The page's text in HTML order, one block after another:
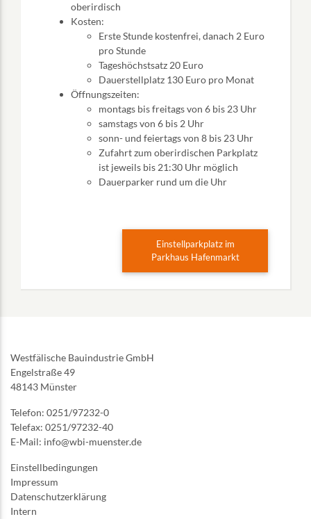
oberirdisch
Kosten:
Erste Stunde kostenfrei, danach 2 Euro
pro Stunde
Tageshöchstsatz 20 Euro
Dauerstellplatz 130 Euro pro Monat
Öffnungszeiten:
montags bis freitags von 6 bis 23 Uhr
samstags von 6 bis 2 Uhr
sonn- und feiertags von 8 bis 23 Uhr
Zufahrt zum oberirdischen Parkplatz
ist jeweils bis 21:30 Uhr möglich
Dauerparker rund um die Uhr
Einstellparkplatz im
Parkhaus Hafenmarkt
Westfälische Bauindustrie GmbH
Engelstraße 49
48143 Münster
Telefon: 0251/97232-0
Telefax: 0251/97232-40
E-Mail: info@wbi-muenster.de
Einstellbedingungen
Impressum
Datenschutzerklärung
Intern